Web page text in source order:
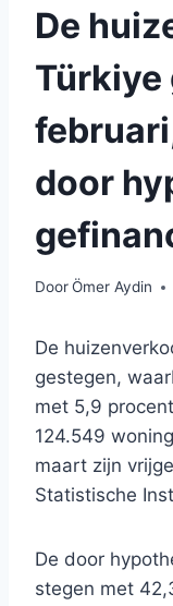
De
Türkiye
door
DoorÖmer Aydin
De
gestegen,
met 5,9
124.549
maart zijn
Statistische
De door
stegen met